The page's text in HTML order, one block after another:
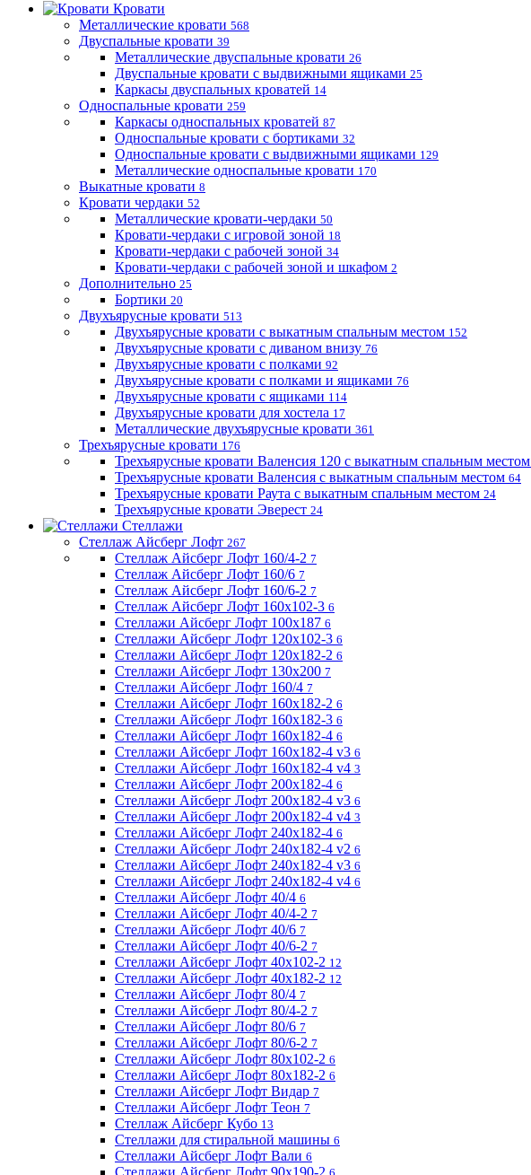
Кровати
Металлические кровати 568
Двуспальные кровати 39
Металлические двуспальные кровати 26
Двуспальные кровати с выдвижными ящиками 25
Каркасы двуспальных кроватей 14
Односпальные кровати 259
Каркасы односпальных кроватей 87
Односпальные кровати с бортиками 32
Односпальные кровати с выдвижными ящиками 129
Металлические односпальные кровати 170
Выкатные кровати 8
Кровати чердаки 52
Металлические кровати-чердаки 50
Кровати-чердаки с игровой зоной 18
Кровати-чердаки с рабочей зоной 34
Кровати-чердаки с рабочей зоной и шкафом 2
Дополнительно 25
Бортики 20
Двухъярусные кровати 513
Двухъярусные кровати с выкатным спальным местом 152
Двухъярусные кровати с диваном внизу 76
Двухъярусные кровати с полками 92
Двухъярусные кровати с полками и ящиками 76
Двухъярусные кровати с ящиками 114
Двухъярусные кровати для хостела 17
Металлические двухъярусные кровати 361
Трехъярусные кровати 176
Трехъярусные кровати Валенсия 120 с выкатным спальным местом
Трехъярусные кровати Валенсия с выкатным спальным местом 64
Трехъярусные кровати Раута с выкатным спальным местом 24
Трехъярусные кровати Эверест 24
Стеллажи
Стеллаж Айсберг Лофт 267
Стеллаж Айсберг Лофт 160/4-2 7
Стеллаж Айсберг Лофт 160/6 7
Стеллаж Айсберг Лофт 160/6-2 7
Стеллаж Айсберг Лофт 160х102-3 6
Стеллажи Айсберг Лофт 100х187 6
Стеллажи Айсберг Лофт 120х102-3 6
Стеллажи Айсберг Лофт 120х182-2 6
Стеллажи Айсберг Лофт 130х200 7
Стеллажи Айсберг Лофт 160/4 7
Стеллажи Айсберг Лофт 160х182-2 6
Стеллажи Айсберг Лофт 160х182-3 6
Стеллажи Айсберг Лофт 160х182-4 6
Стеллажи Айсберг Лофт 160х182-4 v3 6
Стеллажи Айсберг Лофт 160х182-4 v4 3
Стеллажи Айсберг Лофт 200х182-4 6
Стеллажи Айсберг Лофт 200х182-4 v3 6
Стеллажи Айсберг Лофт 200х182-4 v4 3
Стеллажи Айсберг Лофт 240х182-4 6
Стеллажи Айсберг Лофт 240х182-4 v2 6
Стеллажи Айсберг Лофт 240х182-4 v3 6
Стеллажи Айсберг Лофт 240х182-4 v4 6
Стеллажи Айсберг Лофт 40/4 6
Стеллажи Айсберг Лофт 40/4-2 7
Стеллажи Айсберг Лофт 40/6 7
Стеллажи Айсберг Лофт 40/6-2 7
Стеллажи Айсберг Лофт 40х102-2 12
Стеллажи Айсберг Лофт 40х182-2 12
Стеллажи Айсберг Лофт 80/4 7
Стеллажи Айсберг Лофт 80/4-2 7
Стеллажи Айсберг Лофт 80/6 7
Стеллажи Айсберг Лофт 80/6-2 7
Стеллажи Айсберг Лофт 80х102-2 6
Стеллажи Айсберг Лофт 80х182-2 6
Стеллажи Айсберг Лофт Видар 7
Стеллажи Айсберг Лофт Теон 7
Стеллаж Айсберг Кубо 13
Стеллажи для стиральной машины 6
Стеллажи Айсберг Лофт Вали 6
Стеллажи Айсберг Лофт 90х190-2